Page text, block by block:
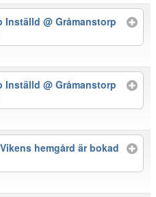
Inställd@ Gråmanstorp
Inställd@ Gråmanstorp
hemgård är bokad